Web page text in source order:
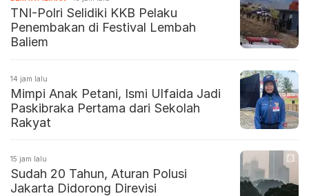
TNI-Polri Selidiki KKB Pelaku
Penembakan di Festival Lembah
Baliem
14 jam lalu
Mimpi Anak Petani, Ismi Ulfaida Jadi
Paskibraka Pertama dari Sekolah
Rakyat
15 jam lalu
Sudah 20 Tahun, Aturan Polusi
Jakarta Didorong Direvisi